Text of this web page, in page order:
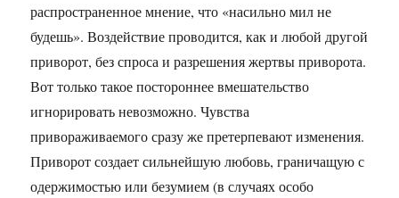
распространенное мнение, что «насильно мил не
будешь». Воздействие проводится, как и любой другой
приворот, без спроса и разрешения жертвы приворота.
Вот только такое постороннее вмешательство
игнорировать невозможно. Чувства
привораживаемого сразу же претерпевают изменения.
Приворот создает сильнейшую любовь, граничащую с
одержимостью или безумием (в случаях особо